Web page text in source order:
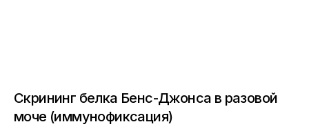
Скрининг белка Бенс-Джонса в разовой
моче (иммунофиксация)